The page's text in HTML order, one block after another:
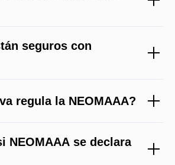
seguros con
regula la NEOMAAA?
NEOMAAA se declara